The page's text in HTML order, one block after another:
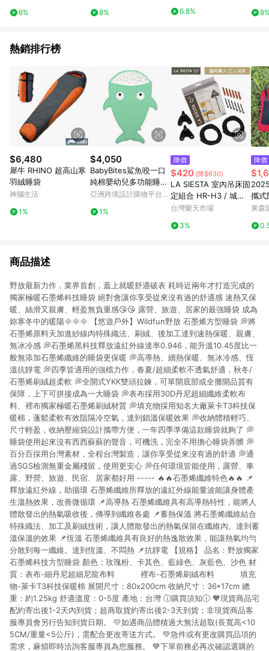
生內褲 無痕內褲 中腰
6%
菌 單人 雙人
8%
6.8%
封枕
熱銷排行榜
$6,480
犀牛 RHINO 超高山寒
羽絨睡袋
神腦生活
1%
$4,050
BabyBites鯊魚咬一口
純棉嬰幼兒多功能睡
袋-青草綠
亞洲跨境設計購物平台
1%
降價
$420 (降$630)
LA SIESTA 室內吊床固
定組合 HR-H3 / 城市
綠洲 (親子/戶外/秋千/
台灣樂天市場
3%
降價
攜式
折疊
東森
商品描述
野放最新力作，業界首創，蓋上就暖舒適破表 耗時近兩年才打造完成的
獨家極暖石墨烯科技睡袋 絕對會讓你享受從來沒有過的舒適感 速熱又保
暖、絲滑又親膚、輕盈無負重感😘😘 露營、旅遊、居家的最強睡袋 成為
妳寒冬中的暖陽🌞🌞🌞 【悠遊戶外】Wildfun野放 石墨烯方型睡袋 💭將
石墨烯原料天加進紗線內特殊織法、刷絨、後加工達到速熱保暖、親膚、
無冰冷感 💭石墨烯黑科技釋放遠紅外線達率0.946，能升溫10.45度比一
般無添加石墨烯纖維的睡袋更保暖 💭高導熱、續熱保暖、無冰冷感、恆
溫抗靜電 💭四季皆適用的強檔力作，春夏/超細柔軟不透氣舒適，秋冬/
石墨烯刷絨超柔軟 💭全開式YKK雙頭拉鍊，可單開底部或全攤開品質有
保障，上下可拼接成為一大睡袋 💭表布採用30D丹尼超細纖維柔軟布
料、裡布獨家極暖石墨烯刷絨材質 💭填充物採用知名大廠萊卡T3科技保
暖棉，蓬鬆柔軟有效阻隔冷空氣，達到鎖溫保暖效果 💭收納體積輕巧、
尺寸輕盈，收納壓縮袋設計攜帶方便，一年四季準備這款睡袋就夠了 💭
睡袋使用起來沒有西西蘇蘇的聲音，可機洗，完全不用擔心睡袋弄髒 💭
百分百採用台灣素材，全程台灣製造，讓你享受從來沒有過的舒適 💭通
過SGS檢測無重金屬殘留，使用更安心 💭任何環境皆能使用，露營、車
露、野營、旅遊、民宿、居家都好用 ----- 🔥🔥石墨烯纖維特色🔥🔥 📌
釋放遠紅外線，助循環 石墨烯纖維所釋放的遠紅外線能量波能讓身體產
生溫熱效果，改善微循環 📌高導熱 石墨烯纖維具有高導熱特性，能將人
體散發出的熱氣吸收後，傳導到纖維各處 📌蓄熱保溫 將石墨烯纖維結合
特殊織法、加工及刷絨技術，讓人體散發出的熱氣保留在纖維內。達到蓄
溫保溫的效果 📌恆溫 石墨烯纖維具有良好的熱逸散效果，能讓熱氣均勻
分散到每一纖維。達到恆溫、不悶熱 📌抗靜電 【規格】 品名：野放獨家
石墨烯科技方型睡袋 顏色：玫瑰粉、卡其色、藍綠色、灰藍色、沙色 材
質：表布-細丹尼超細尼龍布料 裡布-石墨烯刷絨布料 填充
物-萊卡T3科技保暖棉 展開尺寸：80x200cm 收納尺寸：36*17cm 總
重：約1.25kg 舒適溫度：0-5度 產地：台灣 ⓘ購買須知ⓘ 🧡現貨商品宅
配約寄出後1-2天內到貨；超商取貨約寄出後2-3天到貨；非現貨商品客
服專員會另行告知到貨日期。 💛如遇商品體積過大無法超取(長寬高<10
5CM/重量<5公斤)，需配合更改寄送方式。 💚急件或有更改購買品項的
需求，麻煩即時洽詢客服專員為您服務。 💙下單前務必再次確認選購的